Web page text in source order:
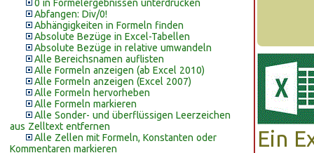
0 in Formelergebnissen unterdrücken
Abfangen: Div/0!
Abhängigkeiten in Formeln finden
Absolute Bezüge in Excel-Tabellen
Absolute Bezüge in relative umwandeln
Alle Bereichsnamen auflisten
Alle Formeln anzeigen (ab Excel 2010)
Alle Formeln anzeigen (Excel 2007)
Alle Formeln hervorheben
Alle Formeln markieren
Alle Sonder- und überflüssigen Leerzeichen
aus Zelltext entfernen
Alle Zellen mit Formeln, Konstanten oder
Kommentaren markieren
Ein